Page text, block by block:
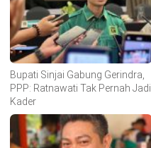
Bupati Sinjai Gabung Gerindra,
PPP: Ratnawati Tak Pernah Jadi
Kader